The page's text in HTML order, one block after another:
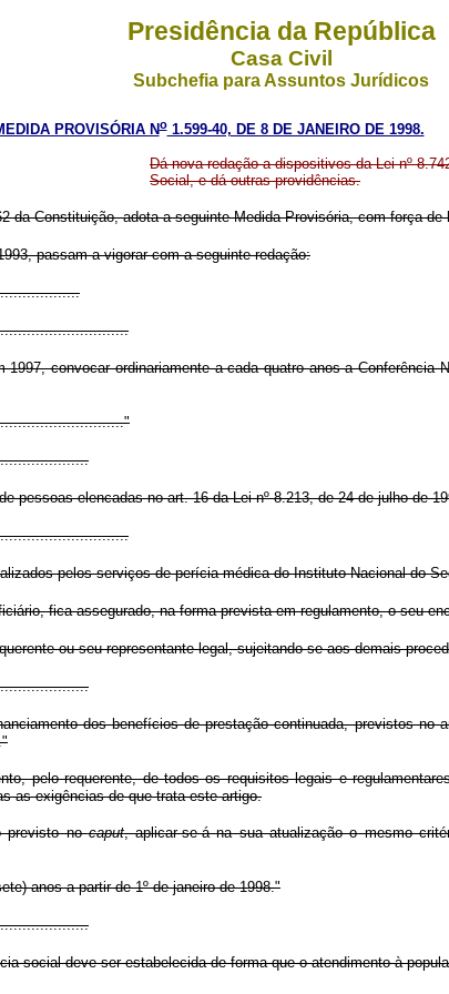
Presidência da República
Casa Civil
Subchefia para Assuntos Jurídicos
PROVISÓRIA No1.599-40, DE 8 DE JANEIRO DE 1998.
Dá nova redação a dispositivos da Lei nº
Social, e dá outras providências.
da Constituição, adota a seguinte Medida Provisória, com força de
passam a vigorar com a seguinte redação:
convocar ordinariamente a cada quatro anos a
pessoas elencadas no art. 16 da Lei nº 8.213, de 24 de julho de
pelos serviços de perícia médica do Instituto Nacional do
fica assegurado, na forma prevista em regulamento, o seu
ou seu representante legal, sujeitando-se aos demais
dos benefícios de prestação continuada, previstos
pelo requerente, de todos os requisitos legais e
as exigências de que trata este artigo.
previsto nocaput, aplicar-se-á na sua atualização o mesmo
anos a partir de 1º de janeiro de 1998."
social deve ser estabelecida de forma que o atendimento à